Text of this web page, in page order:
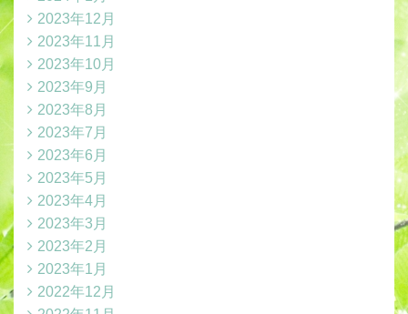
2023年12月
2023年11月
2023年10月
2023年9月
2023年8月
2023年7月
2023年6月
2023年5月
2023年4月
2023年3月
2023年2月
2023年1月
2022年12月